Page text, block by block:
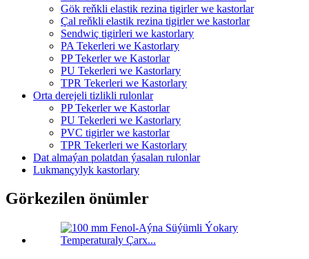
Gök reňkli elastik rezina tigirler we kastorlar
Çal reňkli elastik rezina tigirler we kastorlar
Sendwiç tigirleri we kastorlary
PA Tekerleri we Kastorlary
PP Tekerler we Kastorlar
PU Tekerleri we Kastorlary
TPR Tekerleri we Kastorlary
Orta derejeli tizlikli rulonlar
PP Tekerler we Kastorlar
PU Tekerleri we Kastorlary
PVC tigirler we kastorlar
TPR Tekerleri we Kastorlary
Dat almaýan polatdan ýasalan rulonlar
Lukmançylyk kastorlary
Görkezilen önümler